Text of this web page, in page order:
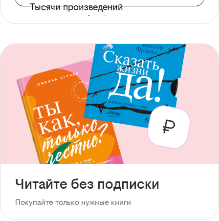
Тысячи произведений
с доступом офлайн
Читайте без подписки
Покупайте только нужные книги